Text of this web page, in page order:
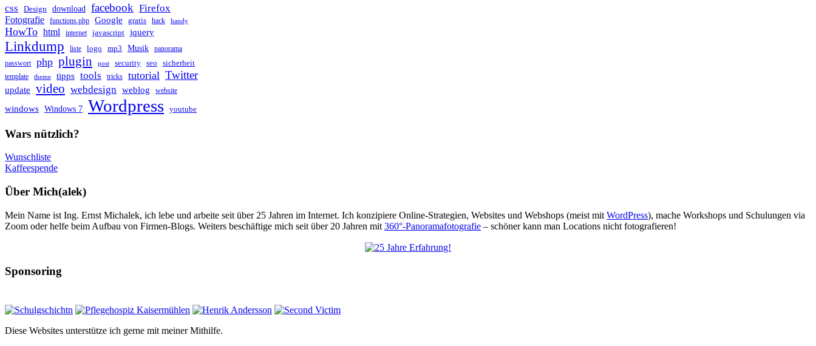
css Design download facebook Firefox
Fotografie functions.php Google gratis hack handy
HowTo html internet javascript jquery
Linkdump liste logo mp3 Musik
panorama
passwort
php plugin post security seo sicherheit
template theme tipps tools tricks tutorial Twitter
update video webdesign weblog website
windows Windows 7 Wordpress youtube
Wars nützlich?
Wunschliste
Kaffeespende
Über Mich(alek)
Mein Name ist Ing. Ernst Michalek, ich lebe und arbeite seit über 25 Jahren im Internet. Ich konzipiere Online-Strategien, Websites und Webshops (meist mit WordPress), mache Workshops und Schulungen via
Zoom oder helfe beim Aufbau von Firmen-Blogs. Weiters beschäftige mich seit über 20 Jahren mit 360°-Panoramafotografie – schöner kann man Locations nicht fotografieren!
Sponsoring
Diese Websites unterstütze ich gerne mit meiner Mithilfe.